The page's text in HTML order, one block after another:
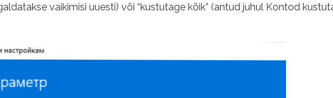
vaikimisi uuesti) või “kustutage kõik” (antud juhul Kontod